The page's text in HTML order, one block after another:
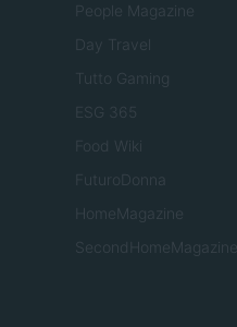
People Magazine
Day Travel
Tutto Gaming
ESG 365
Food Wiki
FuturoDonna
HomeMagazine
SecondHomeMagazine